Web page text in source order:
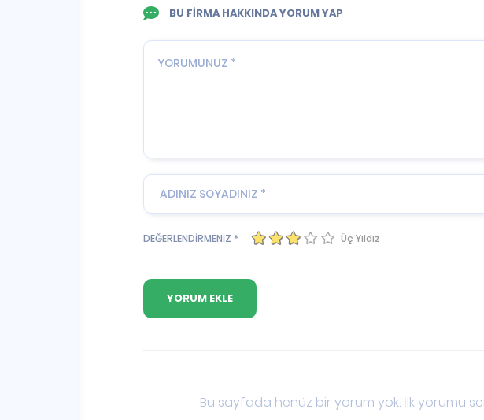
BU FİRMA HAKKINDA YORUM YAP
DEĞERLENDİRMENİZ * Üç Yıldız
Bu sayfada henüz bir yorum yok. İlk yorumu